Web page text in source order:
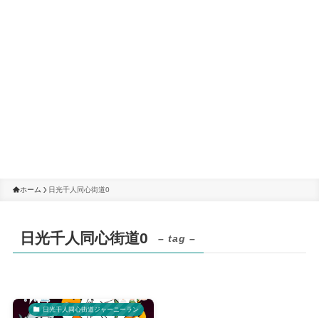
ホーム 日光千人同心街道0
日光千人同心街道0 – tag –
日光千人同心街道ジャーニーラン